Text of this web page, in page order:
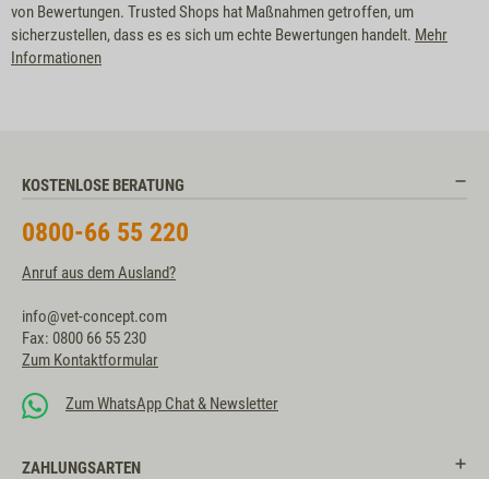
von Bewertungen. Trusted Shops hat Maßnahmen getroffen, um
sicherzustellen, dass es es sich um echte Bewertungen handelt. Mehr
Informationen
KOSTENLOSE BERATUNG
0800-66 55 220
Anruf aus dem Ausland?
info@vet-concept.com
Fax: 0800 66 55 230
Zum Kontaktformular
Zum WhatsApp Chat & Newsletter
ZAHLUNGSARTEN